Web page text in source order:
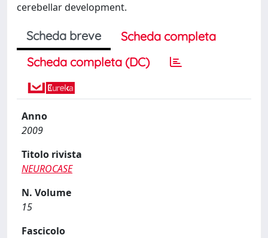
cerebellar development.
Scheda breve
Scheda completa
Scheda completa (DC)
Anno
2009
Titolo rivista
NEUROCASE
N. Volume
15
Fascicolo